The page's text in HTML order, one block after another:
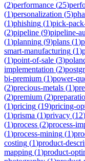
(2)performance (25)
(1)personalization (5)
(1)phishing (1)pick-
(2)pipeline (9)pipeline-
(1)planning (9)plans (1)
smart-manufacturing (1)
(1)point-of-sale (3)
implementation (2)
bi-premium (1)power-
(2)precious-metals (1)
(2)premium (2)
(1)pricing (19)pricing-
(1)prisma (1)privacy (12)
(1)process (2)process-
(1)process-mining (1)
costing (1)product-
mapping (1)product-